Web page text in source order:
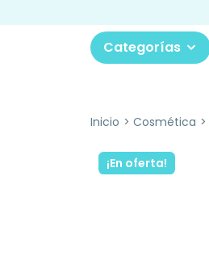
Categorías
Inicio Cosmética
¡En oferta!